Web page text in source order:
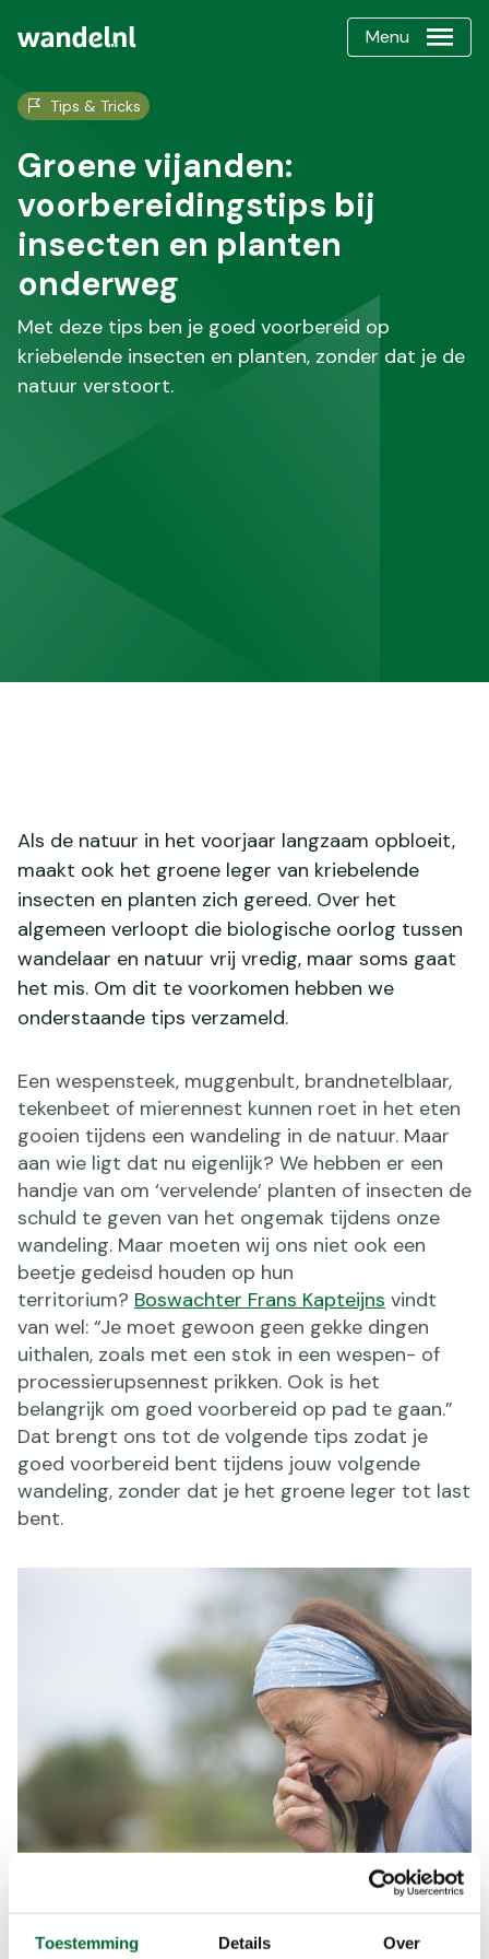
Toestemming Details Over
Menu
Tips & Tricks
Groene vijanden:
voorbereidingstips bij
insecten en planten
onderweg
Met deze tips ben je goed voorbereid op
kriebelende insecten en planten, zonder dat je de
natuur verstoort.
Als de natuur in het voorjaar langzaam opbloeit,
maakt ook het groene leger van kriebelende
insecten en planten zich gereed. Over het
algemeen verloopt die biologische oorlog tussen
wandelaar en natuur vrij vredig, maar soms gaat
het mis. Om dit te voorkomen hebben we
onderstaande tips verzameld.
Een wespensteek, muggenbult, brandnetelblaar,
tekenbeet of mierennest kunnen roet in het eten
gooien tijdens een wandeling in de natuur. Maar
aan wie ligt dat nu eigenlijk? We hebben er een
handje van om ‘vervelende’ planten of insecten de
schuld te geven van het ongemak tijdens onze
wandeling. Maar moeten wij ons niet ook een
beetje gedeisd houden op hun
territorium? Boswachter Frans Kapteijns vindt
van wel: “Je moet gewoon geen gekke dingen
uithalen, zoals met een stok in een wespen- of
processierupsennest prikken. Ook is het
belangrijk om goed voorbereid op pad te gaan.”
Dat brengt ons tot de volgende tips zodat je
goed voorbereid bent tijdens jouw volgende
wandeling, zonder dat je het groene leger tot last
bent.
Hooikoorts
Ben jij één van de ongeveer 2,5 Nederlanders die